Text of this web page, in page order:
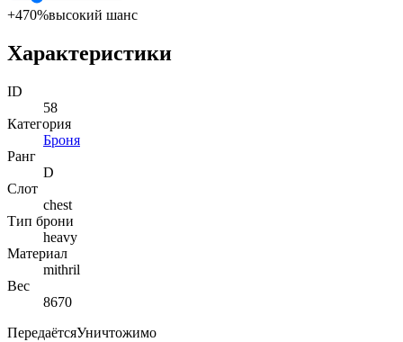
+470%высокий шанс
Характеристики
ID
58
Категория
Броня
Ранг
D
Слот
chest
Тип брони
heavy
Материал
mithril
Вес
8670
ПередаётсяУничтожимо